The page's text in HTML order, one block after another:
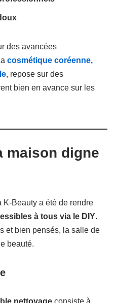
des avancées
cosmétique coréenne,
, repose sur des
bien en avance sur les
maison digne
K-Beauty a été de rendre
à tous via le DIY.
et bien pensés, la salle de
beauté.
nettoyage consiste à